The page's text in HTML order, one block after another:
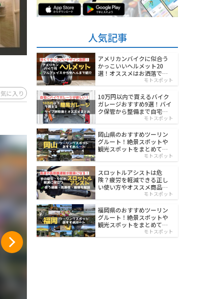
に入り
人気記事
アメリカンバイクに似合う
かっこいいヘルメット20
選！オススメはお洒落でワ
モトスポット
10万円以内で買えるバイク
ガレージおすすめ9選！バイ
ク保管から整備まで自宅で
モトスポット
岡山県のおすすめツーリン
グルート！絶景スポットや
観光スポットをまとめて紹
モトスポット
スロットルアシストは危
険？疲労を軽減できる正し
い使い方やオススメ商品を
モトスポット
福岡県のおすすめツーリン
グルート！絶景スポットや
観光スポットをまとめて紹
モトスポット